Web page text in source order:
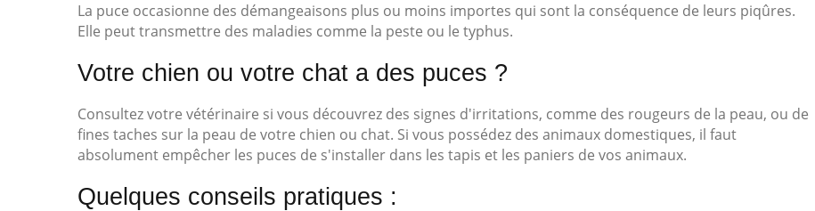
La puce occasionne des démangeaisons plus ou moins importes qui sont la conséquence de leurs piqûres.
Elle peut transmettre des maladies comme la peste ou le typhus.
Votre chien ou votre chat a des puces ?
Consultez votre vétérinaire si vous découvrez des signes d'irritations, comme des rougeurs de la peau, ou de
fines taches sur la peau de votre chien ou chat. Si vous possédez des animaux domestiques, il faut
absolument empêcher les puces de s'installer dans les tapis et les paniers de vos animaux.
Quelques conseils pratiques :